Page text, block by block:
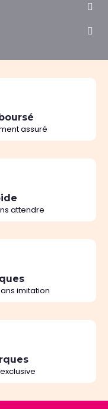
assuré
attendre
imitation